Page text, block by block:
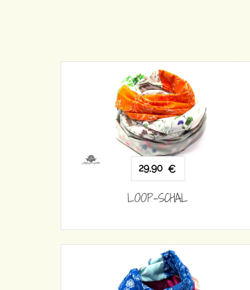
29,90 €
LOOP-SCHAL